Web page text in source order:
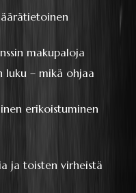
makupaloja
luku – mikä ohjaa
erikoistuminen
ja toisten virheistä